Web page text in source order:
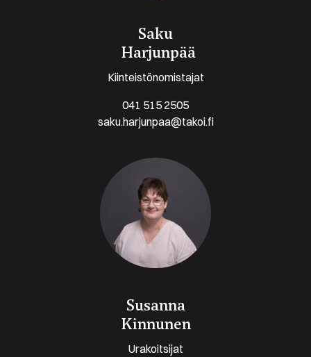
Saku
Harjunpää
Kiinteistönomistajat
041 515 2505
saku.harjunpaa@takoi.fi
Susanna
Kinnunen
Urakoitsijat